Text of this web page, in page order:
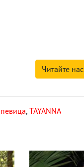
Читайте
певица, TAYANNA